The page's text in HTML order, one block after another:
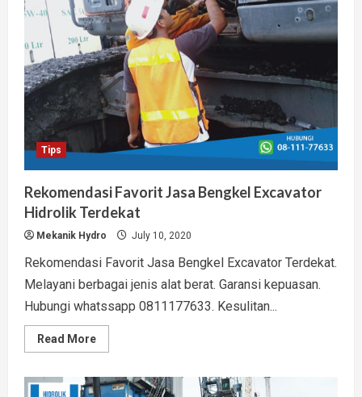
Tips
Rekomendasi Favorit Jasa Bengkel Excavator
Hidrolik Terdekat
Mekanik Hydro July 10, 2020
Rekomendasi Favorit Jasa Bengkel Excavator Terdekat.
Melayani berbagai jenis alat berat. Garansi kepuasan.
Hubungi whatssapp 0811177633. Kesulitan...
Read MoreRead
more
Favorit